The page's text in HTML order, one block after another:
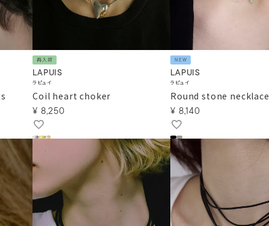
再入荷
LAPUIS
ラピュイ
Coil heart choker
¥ 8,250
NEW
LAPUIS
ラピュイ
Round stone necklace
¥ 8,140